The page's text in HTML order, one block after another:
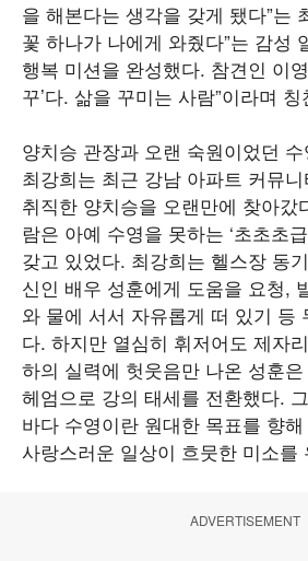
을 해본다는 생각을 갖게 됐다”는
꽃 하나가 나에게 와줬다”는 감성
행복 미션을 완성했다. 참견인 이
꾸’다. 삶을 꾸미는 사람”이라며
양치승 관장과 오랜 숙원이었던
최강희는 최근 강남 아파트 커뮤
취직한 양치승을 오랜만에 찾아갔
람은 아예 수영을 못하는 ‘초초초
갖고 있었다. 최강희는 헬스장 동
신인 배우 성훈에게 도움을 요청,
와 물에 서서 자유롭게 떠 있기 등
다. 하지만 열심히 휘저어도 제자
하의 실력에 헛웃음만 나온 성훈
헤엄으로 강의 태세를 전환했다.
바다 수영이란 원대한 목표를 향
사랑스러운 일상이 흐뭇한 미소를
ADVERTISEMENT